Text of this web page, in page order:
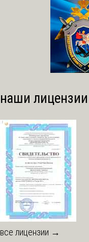
наши
все лицензии →